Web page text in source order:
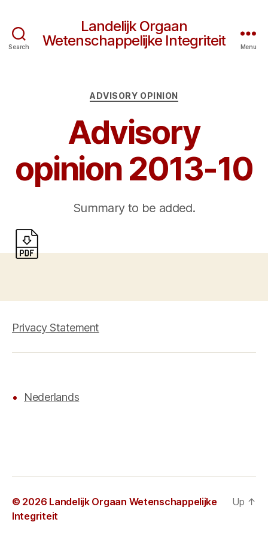
Search
Landelijk Orgaan
Wetenschappelijke Integriteit
Menu
Categories
ADVISORY OPINION
Advisory
opinion 2013-10
Summary to be added.
Privacy Statement
Nederlands
© 2026 Landelijk Orgaan Wetenschappelijke
Integriteit
Up ↑